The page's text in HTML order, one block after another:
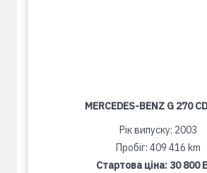
MERCEDES-BENZ G 270
Рік випуску: 2003
Пробіг: 409 416 km
Стартова ціна: 30 800